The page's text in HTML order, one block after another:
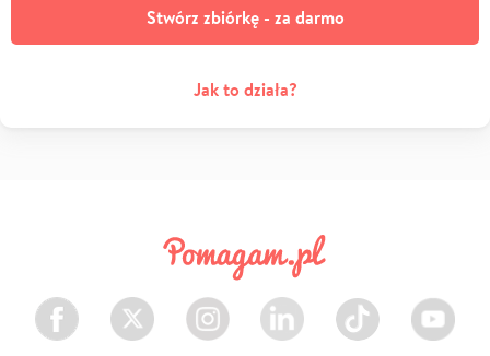
Stwórz zbiórkę - za darmo
Jak to działa?
Facebook Twitter Instagram LinkedIn TikTok Youtube